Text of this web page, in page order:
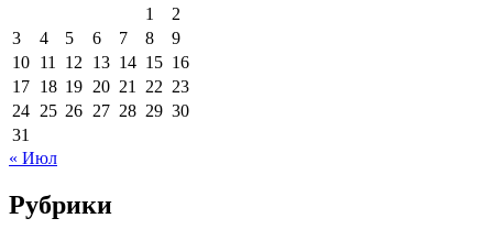
1
2
3
4 5 6 7 8
9
10 11 12 13 14 15 16
17 18 19 20 21 22 23
24 25 26 27 28 29 30
31
« Июл
Рубрики